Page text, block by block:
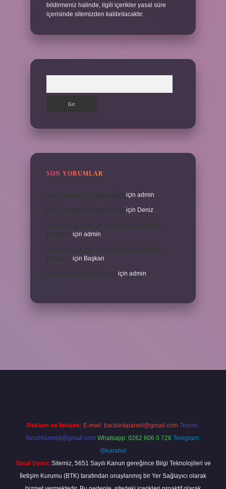
bildirmeniz halinde, ilgili içerikler yasal süre
içerisinde sitemizden kaldırılacaktır.
SON YORUMLAR
için admin
için Deniz
için admin
için Başkan
Cinler En Çok Neyi Sever için admin
Reklam ve İletişim: E-mail: backlinkpaneli@gmail.com Teams:
forumhizmeti@gmail.com Whatsapp: 0262 606 0 726 Telegram:
@karabul
Yasal Uyarı: Sitemiz, 5651 Sayılı Kanun gereğince Bilgi Teknolojileri ve
İletişim Kurumu (BTK) tarafından onaylanmış bir Yer Sağlayıcı olarak